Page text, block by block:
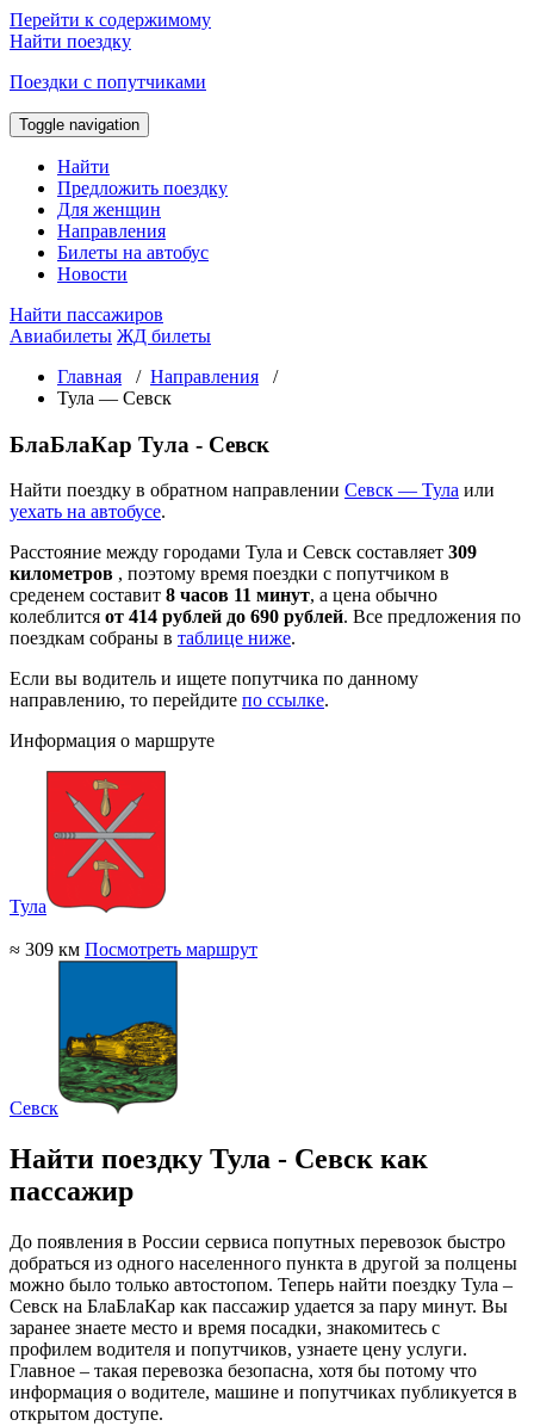
Перейти к содержимому
Найти поездку
Поездки с попутчиками
Toggle navigation
Найти
Предложить поездку
Для женщин
Направления
Билеты на автобус
Новости
Найти пассажиров
Авиабилеты ЖД билеты
Главная / Направления /
Тула — Севск
БлаБлаКар Тула - Севск
Найти поездку в обратном направлении Севск — Тула или
уехать на автобусе.
Расстояние между городами Тула и Севск составляет 309
километров , поэтому время поездки с попутчиком в
среденем составит 8 часов 11 минут, а цена обычно
колеблится от 414 рублей до 690 рублей. Все предложения по
поездкам собраны в таблице ниже.
Если вы водитель и ищете попутчика по данному
направлению, то перейдите по ссылке.
Информация о маршруте
Тула
≈ 309 км Посмотреть маршрут
Севск
Найти поездку Тула - Севск как
пассажир
До появления в России сервиса попутных перевозок быстро
добраться из одного населенного пункта в другой за полцены
можно было только автостопом. Теперь найти поездку Тула –
Севск на БлаБлаКар как пассажир удается за пару минут. Вы
заранее знаете место и время посадки, знакомитесь с
профилем водителя и попутчиков, узнаете цену услуги.
Главное – такая перевозка безопасна, хотя бы потому что
информация о водителе, машине и попутчиках публикуется в
открытом доступе.